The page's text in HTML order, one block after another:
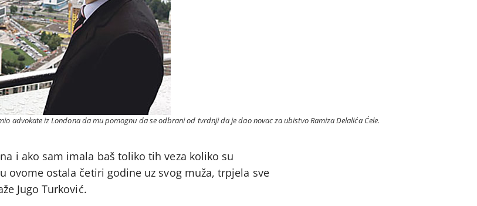
advokate iz Londona da mu pomognu da se odbrani od tvrdnji da je dao novac za ubistvo Ramiza Delalića Ćele.
i ako sam imala baš toliko tih veza koliko su
ovome ostala četiri godine uz svog muža, trpjela sve
Jugo Turković.